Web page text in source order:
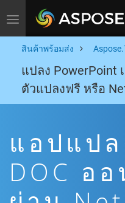
Toggle navigation
สินค้าพร้อมส่ง
แปลง PowerPoint
ตัวแปลงฟรี หรือ
แอปแปล
DOC อ